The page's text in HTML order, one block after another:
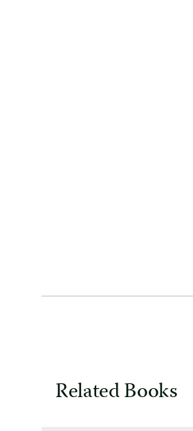
Related Books